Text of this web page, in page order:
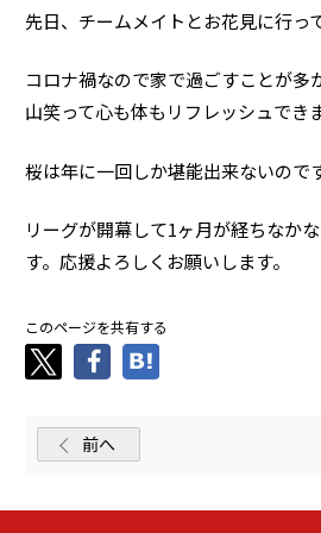
先日、チームメイトとお花見に行っ
コロナ禍なので家で過ごすことが
山笑って心も体もリフレッシュでき
桜は年に一回しか堪能出来ないので
リーグが開幕して1ヶ月が経ちなか
す。応援よろしくお願いします。
このページを共有する
前へ